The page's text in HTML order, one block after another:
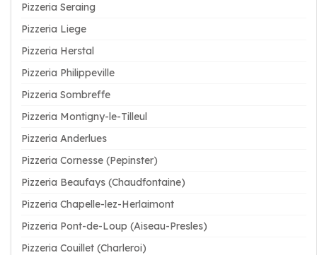
Pizzeria Seraing
Pizzeria Liege
Pizzeria Herstal
Pizzeria Philippeville
Pizzeria Sombreffe
Pizzeria Montigny-le-Tilleul
Pizzeria Anderlues
Pizzeria Cornesse (Pepinster)
Pizzeria Beaufays (Chaudfontaine)
Pizzeria Chapelle-lez-Herlaimont
Pizzeria Pont-de-Loup (Aiseau-Presles)
Pizzeria Couillet (Charleroi)